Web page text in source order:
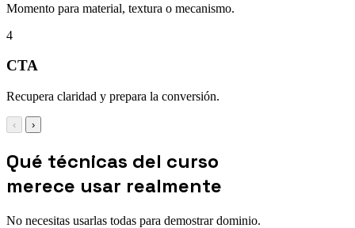
Momento para material, textura o mecanismo.
4
CTA
Recupera claridad y prepara la conversión.
‹ ›
Qué técnicas del curso
merece usar realmente
No necesitas usarlas todas para demostrar dominio.